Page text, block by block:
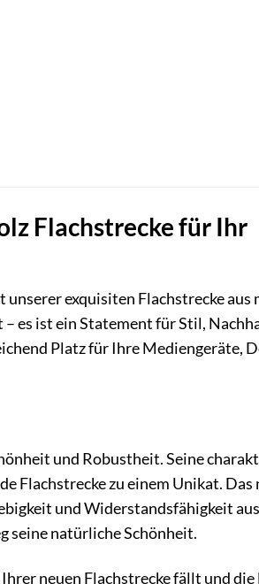
Flachstrecke für Ihr
exquisiten Flachstrecke aus
es ist ein Statement für Stil,
Platz für Ihre Mediengeräte,
und Robustheit. Seine
Flachstrecke zu einem Unikat. Das
und Widerstandsfähigkeit
seine natürliche Schönheit.
neuen Flachstrecke fällt und die